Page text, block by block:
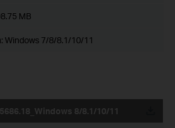
MB
Windows 7/8/8.1/10/11
8/8.1/10/11